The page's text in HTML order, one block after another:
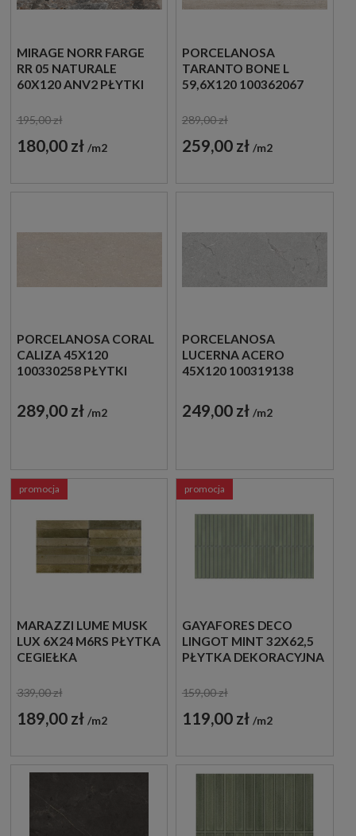
MIRAGE NORR FARGE
RR 05 NATURALE
60X120 ANV2 PŁYTKI
195,00 zł
180,00 zł m2
PORCELANOSA
TARANTO BONE L
59,6X120 100362067
TRAWERTYNOWE
289,00 zł
259,00 zł m2
PORCELANOSA CORAL
CALIZA 45X120
100330258 PŁYTKI
KAMIEŃ
289,00 zł m2
PORCELANOSA
LUCERNA ACERO
45X120 100319138
IMITUJĄCE KAMIEŃ
249,00 zł m2
MARAZZI LUME MUSK
LUX 6X24 M6RS PŁYTKA
CEGIEŁKA
339,00 zł
189,00 zł m2
promocja
GAYAFORES DECO
LINGOT MINT 32X62,5
PŁYTKA DEKORACYJNA
159,00 zł
119,00 zł m2
promocja